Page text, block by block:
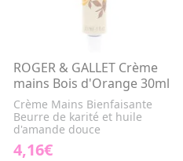
ROGER & GALLET Crème
mains Bois d'Orange 30ml
Crème Mains Bienfaisante
Beurre de karité et huile
d'amande douce
4,16€